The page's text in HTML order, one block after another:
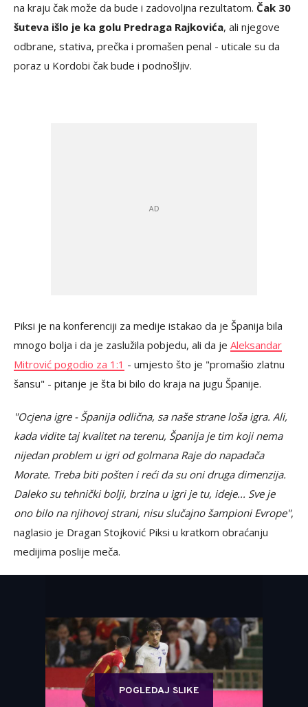
na kraju čak može da bude i zadovoljna rezultatom. Čak 30
šuteva išlo je ka golu Predraga Rajkovića, ali njegove
odbrane, stativa, prečka i promašen penal - uticale su da
poraz u Kordobi čak bude i podnošljiv.
Piksi je na konferenciji za medije istakao da je Španija bila
mnogo bolja i da je zaslužila pobjedu, ali da je Aleksandar
Mitrović pogodio za 1:1 - umjesto što je "promašio zlatnu
šansu" - pitanje je šta bi bilo do kraja na jugu Španije.
"Ocjena igre - Španija odlična, sa naše strane loša igra. Ali,
kada vidite taj kvalitet na terenu, Španija je tim koji nema
nijedan problem u igri od golmana Raje do napadača
Morate. Treba biti pošten i reći da su oni druga dimenzija.
Daleko su tehnički bolji, brzina u igri je tu, ideje... Sve je
ono bilo na njihovoj strani, nisu slučajno šampioni Evrope",
naglasio je Dragan Stojković Piksi u kratkom obraćanju
medijima poslije meča.
POGLEDAJ SLIKE